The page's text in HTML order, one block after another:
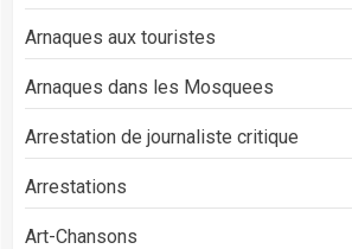
Arnaques aux touristes
Arnaques dans les Mosquees
Arrestation de journaliste critique
Arrestations
Art-Chansons